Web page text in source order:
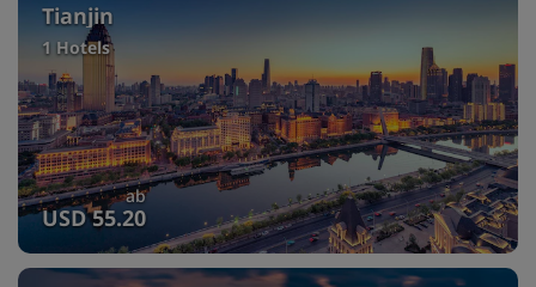
Tianjin
1 Hotels
ab
USD 55.20